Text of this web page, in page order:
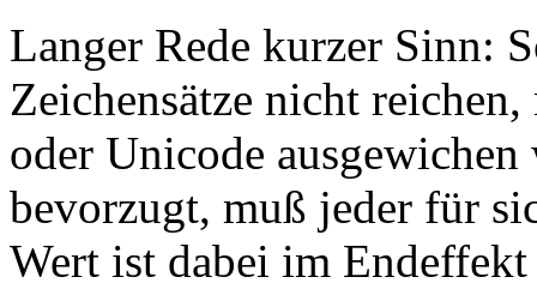
Langer Rede kurzer Sinn:
Zeichensätze nicht
oder Unicode
bevorzugt, muß jeder für
Wert ist dabei im